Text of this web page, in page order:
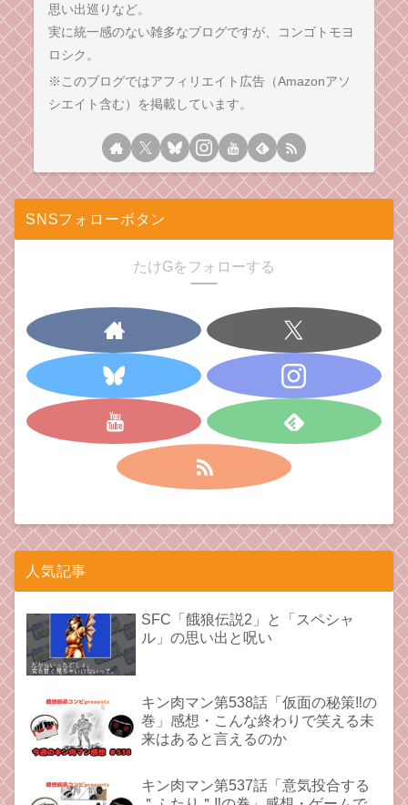
思い出巡りなど。
実に統一感のない雑多なブログですが、コンゴトモヨ
ロシク。
※このブログではアフィリエイト広告（Amazonアソ
シエイト含む）を掲載しています。
SNSフォローボタン
たけGをフォローする
人気記事
SFC「餓狼伝説2」と「スペシャ
ル」の思い出と呪い
キン肉マン第538話「仮面の秘策‼︎の
巻」感想・こんな終わりで笑える未
来はあると言えるのか
キン肉マン第537話「意気投合する